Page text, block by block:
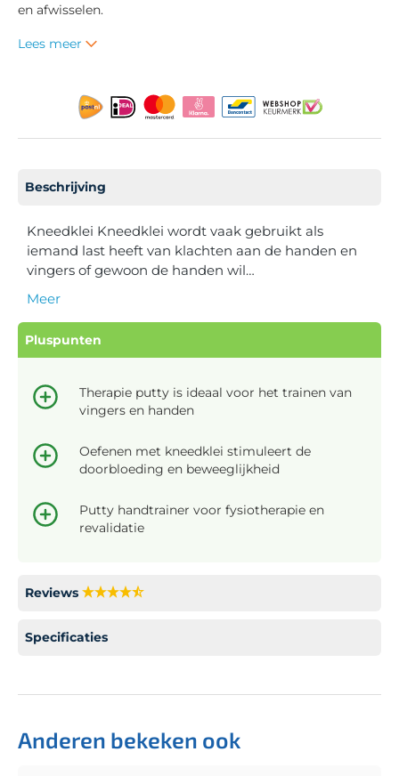
en afwisselen.
Lees meer
Beschrijving
Kneedklei Kneedklei wordt vaak gebruikt als
iemand last heeft van klachten aan de handen en
vingers of gewoon de handen wil…
Meer
Pluspunten
Therapie putty is ideaal voor het trainen van
vingers en handen
Oefenen met kneedklei stimuleert de
doorbloeding en beweeglijkheid
Putty handtrainer voor fysiotherapie en
revalidatie
Reviews
Specificaties
Anderen bekeken ook